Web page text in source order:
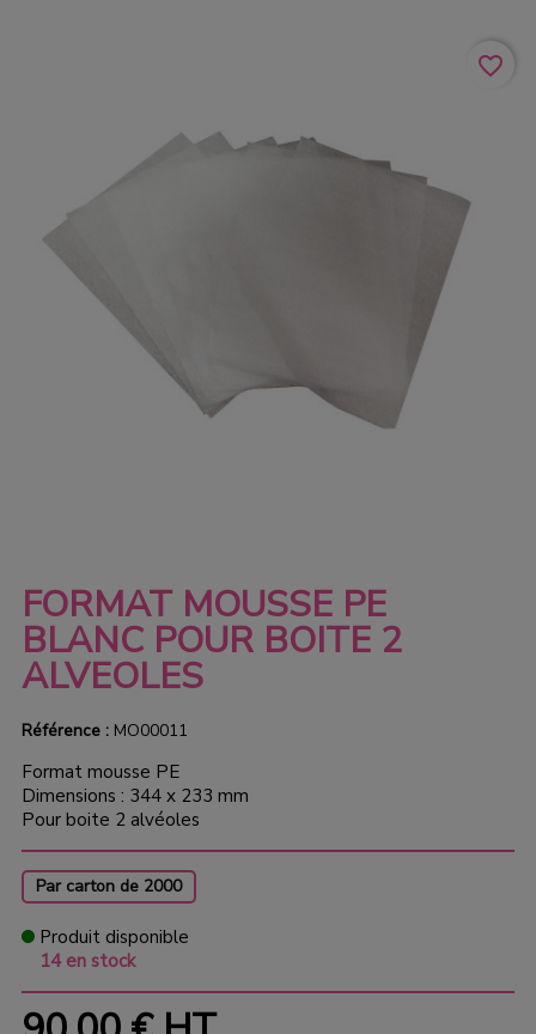
favorite_border
FORMAT MOUSSE PE
BLANC POUR BOITE 2
ALVEOLES
Référence :MO00011
Format mousse PE
Dimensions : 344 x 233 mm
Pour boite 2 alvéoles
Par carton de 2000
Produit disponible
14 en stock